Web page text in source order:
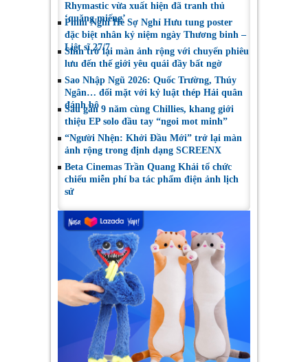
Rhymastic vừa xuất hiện đã tranh thủ
‘quăng miếng’
Phim Nghỉ Hè Sợ Nghỉ Hưu tung poster
đặc biệt nhân kỷ niệm ngày Thương binh –
Liệt sĩ 27/7
Shin trở lại màn ảnh rộng với chuyến phiêu
lưu đến thế giới yêu quái đầy bất ngờ
Sao Nhập Ngũ 2026: Quốc Trường, Thúy
Ngân… đối mặt với kỷ luật thép Hải quân
đánh bộ
Sau gần 9 năm cùng Chillies, khang giới
thiệu EP solo đầu tay “ngoi mot minh”
“Người Nhện: Khởi Đầu Mới” trở lại màn
ảnh rộng trong định dạng SCREENX
Beta Cinemas Trần Quang Khải tổ chức
chiếu miễn phí ba tác phẩm điện ảnh lịch
sử